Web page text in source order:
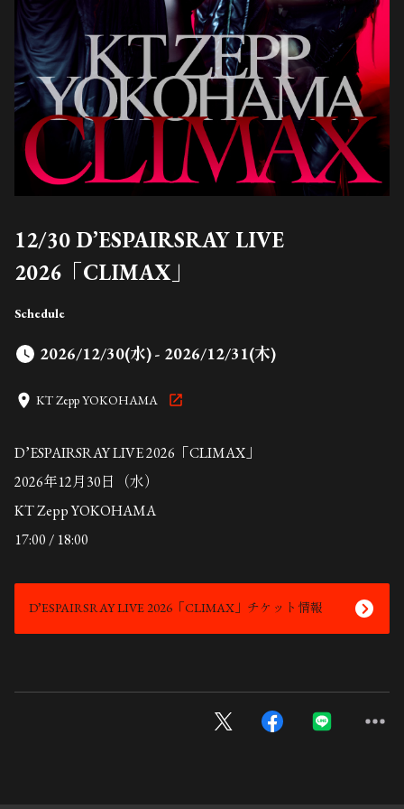
12/30 D’ESPAIRSRAY LIVE
2026「CLIMAX」
Schedule
2026/12/30(水) - 2026/12/31(木)
KT Zepp YOKOHAMA
D’ESPAIRSRAY LIVE 2026「CLIMAX」
2026年12月30日（水）
KT Zepp YOKOHAMA
17:00 / 18:00
D’ESPAIRSRAY LIVE 2026「CLIMAX」チケット情報